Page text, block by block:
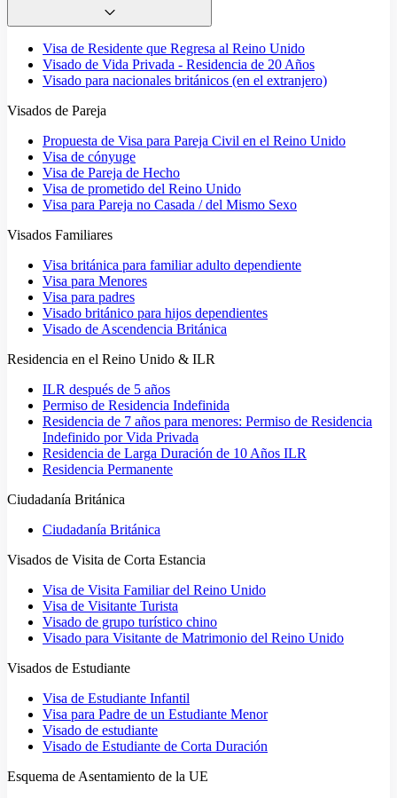
Visa de Residente que Regresa al Reino Unido
Visado de Vida Privada - Residencia de 20 Años
Visado para nacionales británicos (en el extranjero)
Visados de Pareja
Propuesta de Visa para Pareja Civil en el Reino Unido
Visa de cónyuge
Visa de Pareja de Hecho
Visa de prometido del Reino Unido
Visa para Pareja no Casada / del Mismo Sexo
Visados Familiares
Visa británica para familiar adulto dependiente
Visa para Menores
Visa para padres
Visado británico para hijos dependientes
Visado de Ascendencia Británica
Residencia en el Reino Unido & ILR
ILR después de 5 años
Permiso de Residencia Indefinida
Residencia de 7 años para menores: Permiso de Residencia
Indefinido por Vida Privada
Residencia de Larga Duración de 10 Años ILR
Residencia Permanente
Ciudadanía Británica
Ciudadanía Británica
Visados de Visita de Corta Estancia
Visa de Visita Familiar del Reino Unido
Visa de Visitante Turista
Visado de grupo turístico chino
Visado para Visitante de Matrimonio del Reino Unido
Visados de Estudiante
Visa de Estudiante Infantil
Visa para Padre de un Estudiante Menor
Visado de estudiante
Visado de Estudiante de Corta Duración
Esquema de Asentamiento de la UE